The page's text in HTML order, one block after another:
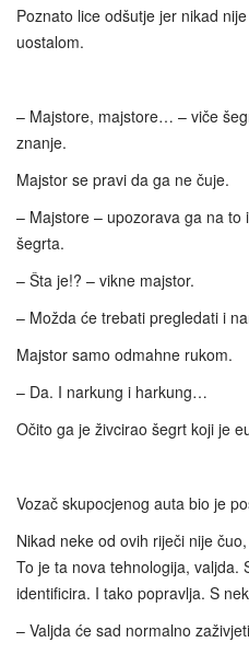
Poznato lice odšutje jer nikad
uostalom.
– Majstore, majstore… – viče
znanje.
Majstor se pravi da ga ne čuje.
– Majstore – upozorava ga na
šegrta.
– Šta je!? – vikne majstor.
– Možda će trebati pregledati i
Majstor samo odmahne rukom.
– Da. I narkung i harkung…
Očito ga je živcirao šegrt koji je
Vozač skupocjenog auta bio je
Nikad neke od ovih riječi nije
To je ta nova tehnologija, valjda.
identificira. I tako popravlja. S
– Valjda će sad normalno